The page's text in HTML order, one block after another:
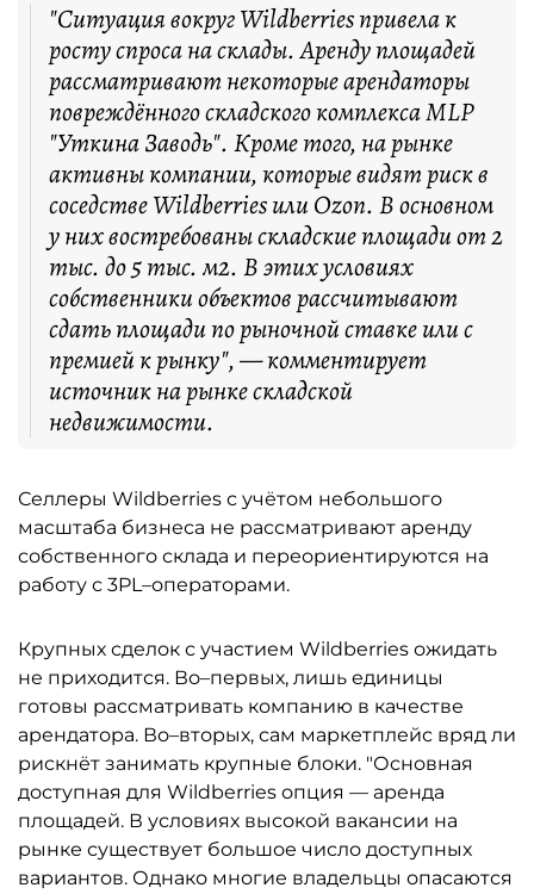
"Ситуация вокруг Wildberries привела к
росту спроса на склады. Аренду площадей
рассматривают некоторые арендаторы
повреждённого складского комплекса MLP
"Уткина Заводь". Кроме того, на рынке
активны компании, которые видят риск в
соседстве Wildberries или Ozon. В основном
у них востребованы складские площади от 2
тыс. до 5 тыс. м2. В этих условиях
собственники объектов рассчитывают
сдать площади по рыночной ставке или с
премией к рынку", — комментирует
источник на рынке складской
недвижимости.
Селлеры Wildberries с учётом небольшого
масштаба бизнеса не рассматривают аренду
собственного склада и переориентируются на
работу с 3PL–операторами.
Крупных сделок с участием Wildberries ожидать
не приходится. Во–первых, лишь единицы
готовы рассматривать компанию в качестве
арендатора. Во–вторых, сам маркетплейс вряд ли
рискнёт занимать крупные блоки. "Основная
доступная для Wildberries опция — аренда
площадей. В условиях высокой вакансии на
рынке существует большое число доступных
вариантов. Однако многие владельцы опасаются